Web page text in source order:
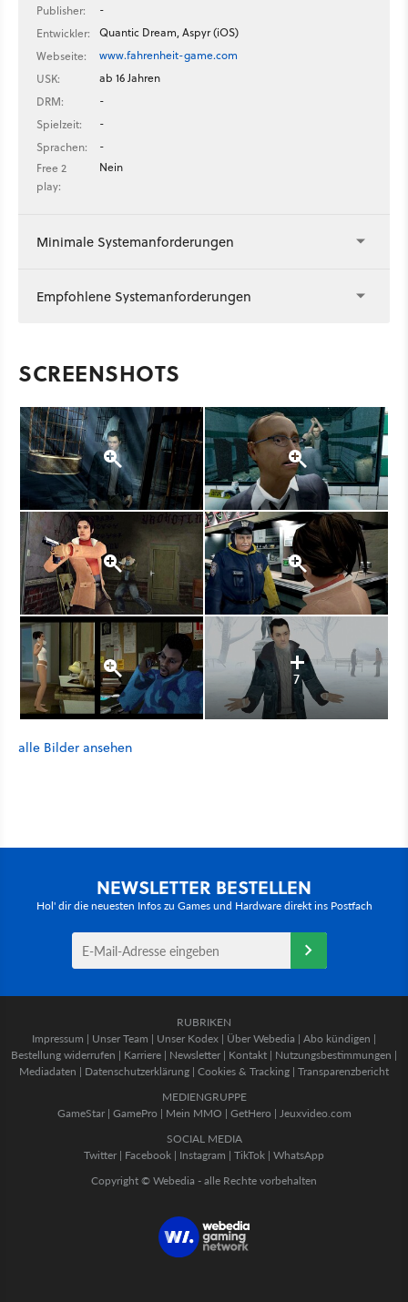
Publisher:
-
Entwickler:
Quantic Dream, Aspyr (iOS)
Webseite:
www.fahrenheit-game.com
USK:
ab 16 Jahren
DRM:
-
Spielzeit:
-
Sprachen:
-
Free 2
play:
Nein
Minimale Systemanforderungen
Empfohlene Systemanforderungen
SCREENSHOTS
7
alle Bilder ansehen
NEWSLETTER BESTELLEN
Hol' dir die neuesten Infos zu Games und Hardware direkt ins Postfach
RUBRIKEN
Impressum | Unser Team | Unser Kodex | Über Webedia | Abo kündigen |
Bestellung widerrufen | Karriere | Newsletter | Kontakt | Nutzungsbestimmungen |
Mediadaten | Datenschutzerklärung | Cookies & Tracking | Transparenzbericht
MEDIENGRUPPE
GameStar| GamePro | Mein MMO | GetHero | Jeuxvideo.com
SOCIAL MEDIA
Twitter | Facebook | Instagram | TikTok | WhatsApp
Copyright © Webedia - alle Rechte vorbehalten